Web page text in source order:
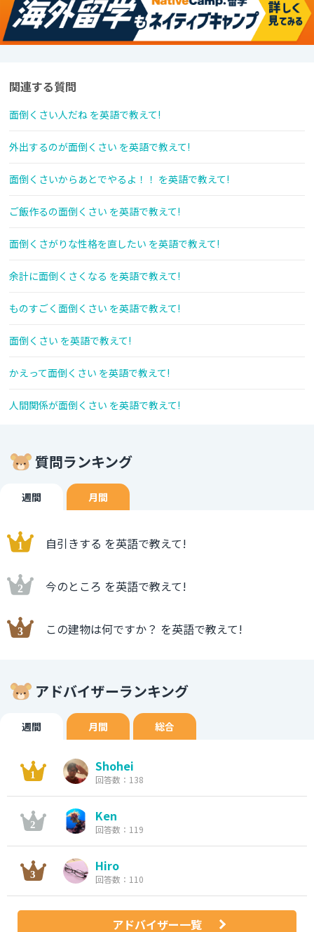
関連する質問
面倒くさい人だね を英語で教えて!
外出するのが面倒くさい を英語で教えて!
面倒くさいからあとでやるよ！！ を英語で教えて!
ご飯作るの面倒くさい を英語で教えて!
面倒くさがりな性格を直したい を英語で教えて!
余計に面倒くさくなる を英語で教えて!
ものすごく面倒くさい を英語で教えて!
面倒くさい を英語で教えて!
かえって面倒くさい を英語で教えて!
人間関係が面倒くさい を英語で教えて!
質問ランキング
週間 月間
自引きする を英語で教えて!
今のところ を英語で教えて!
この建物は何ですか？ を英語で教えて!
アドバイザーランキング
週間 月間 総合
Shohei
回答数：138
Ken
回答数：119
Hiro
回答数：110
アドバイザー一覧